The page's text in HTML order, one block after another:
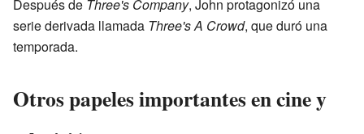
Después de Three's Company, John protagonizó una
serie derivada llamada Three's A Crowd, que duró una
temporada.
Otros papeles importantes en cine y